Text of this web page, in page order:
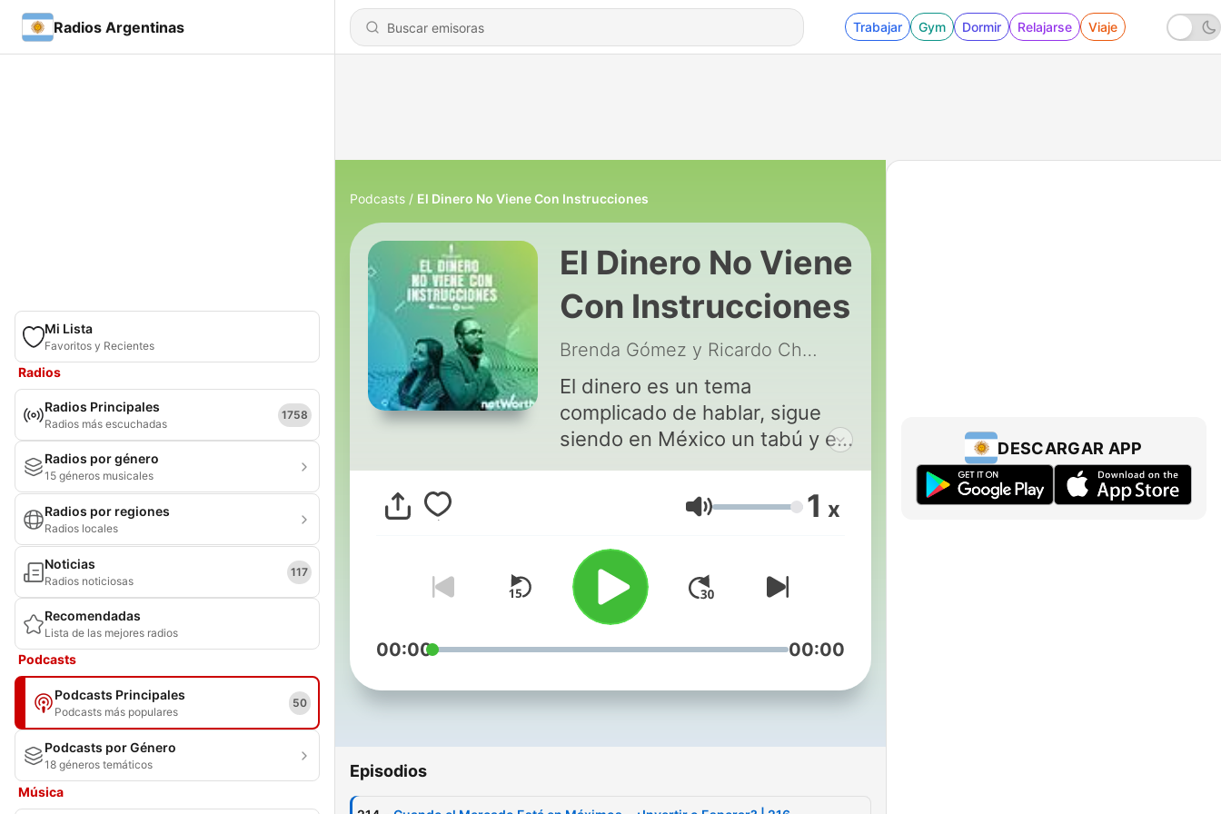
Radios Argentinas Trabajar Gym Dormir Relajarse Viaje
Mi Lista
Favoritos y Recientes
Radios
Radios Principales
Radios más escuchadas
1758
Radios por género
15 géneros musicales
Radios por regiones
Radios locales
Noticias
Radios noticiosas
117
Recomendadas
Lista de las mejores radios
Podcasts
Podcasts Principales
Podcasts más populares
50
Podcasts por Género
18 géneros temáticos
Música
Podcasts El Dinero No Viene Con Instrucciones
El Dinero No Viene
Con Instrucciones
Brenda Gómez y Ricardo Chavero
El dinero es un tema
complicado de hablar, sigue
siendo en México un tabú y es
muy difícil que encontremos
las preguntas y las respuestas
te enseñamos a manejar tu
dinero de manera inteligente y
estratégica. A través de
consejos prácticos y análisis
profundos del mercado,
invertir para alcanzar tus
tu futuro. #FinanzasPersonales
#BolsaDeValores
Volumen 1 x
00:00 00:00
Episodios
DESCARGAR APP